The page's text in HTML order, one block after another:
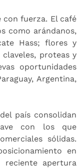
fuerza. El café
como arándanos,
Hass; flores y
proteas y
oportunidades
Argentina,
país consolidan
con los que
sólidas.
en
reciente apertura